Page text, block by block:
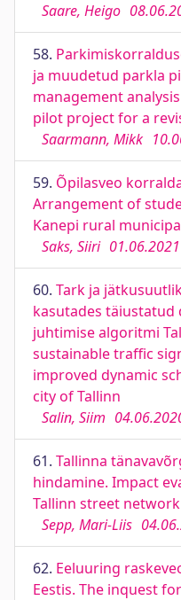
Saare, Heigo
58.
ja muudetud parkla
management
pilot project for a
Saarmann, Mikk
59. Õpilasveo
Arrangement of
Kanepi rural
Saks, Siiri 01.06.2021
60. Tark ja
kasutades
juhtimise algoritmi
sustainable traffic
improved dynamic
city of Tallinn
Salin, Siim
61. Tallinna
hindamine. Impact
Tallinn street network
Sepp, Mari-Liis
62. Eeluuring
Eestis. The inquest